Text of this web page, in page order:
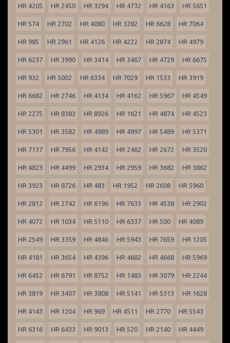
HR 4205 HR 2450 HR 3294 HR 4732 HR 4163 HR 5651
HR 574 HR 2702 HR 4080 HR 3282 HR 6628 HR 7064
HR 985 HR 2961 HR 4126 HR 4222 HR 2874 HR 4979
HR 6237 HR 3990 HR 3414 HR 3467 HR 4729 HR 6675
HR 932 HR 5002 HR 6334 HR 7029 HR 1533 HR 3919
HR 6682 HR 2746 HR 4134 HR 4162 HR 5967 HR 4549
HR 2275 HR 8383 HR 8926 HR 1621 HR 4874 HR 4523
HR 5301 HR 3582 HR 4989 HR 4997 HR 5489 HR 5371
HR 7137 HR 7956 HR 4142 HR 2462 HR 2672 HR 3520
HR 4823 HR 4499 HR 2934 HR 2959 HR 3682 HR 3862
HR 3923 HR 8726 HR 483 HR 1952 HR 2608 HR 5960
HR 2812 HR 2742 HR 6196 HR 7633 HR 4538 HR 2902
HR 4072 HR 1034 HR 5110 HR 6337 HR 500 HR 4089
HR 2549 HR 3359 HR 4846 HR 5943 HR 7659 HR 1205
HR 4181 HR 3654 HR 4396 HR 4682 HR 4668 HR 5969
HR 6452 HR 6791 HR 8752 HR 1483 HR 3079 HR 2244
HR 3819 HR 3407 HR 3808 HR 5141 HR 5313 HR 1628
HR 4143 HR 1204 HR 969 HR 4511 HR 2770 HR 5543
HR 6316 HR 6433 HR 9013 HR 520 HR 2140 HR 4449